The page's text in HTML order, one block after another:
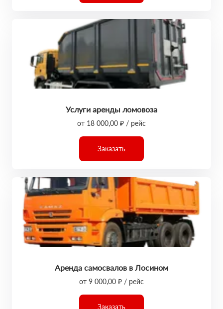
Услуги аренды ломовоза
от 18 000,00 ₽ / рейс
Заказать
Аренда самосвалов в Лосином
от 9 000,00 ₽ / рейс
Заказать